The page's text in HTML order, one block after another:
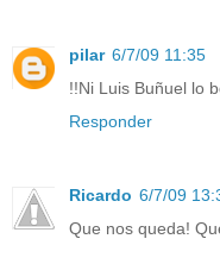
pilar 6/7/09 11:35
!!Ni Luis Buñuel lo
Responder
Ricardo 6/7/09
Que nos queda!